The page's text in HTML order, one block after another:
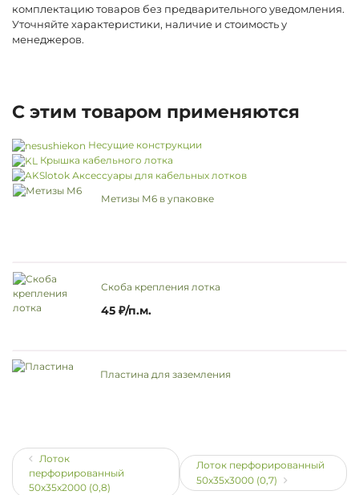
комплектацию товаров без предварительного уведомления.
Уточняйте характеристики, наличие и стоимость у
менеджеров.
С этим товаром применяются
Несущие конструкции
Крышка кабельного лотка
Аксессуары для кабельных лотков
Метизы М6 в упаковке
Скоба крепления лотка
45 ₽/п.м.
Пластина для заземления
Лоток
перфорированный
50х35х2000 (0,8)
Лоток перфорированный
50х35х3000 (0,7)